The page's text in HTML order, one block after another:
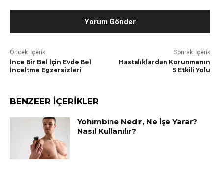
Önceki İçerik
İnce Bir Bel İçin Evde Bel
İnceltme Egzersizleri
Sonraki İçerik
Hastalıklardan Korunmanın
5 Etkili Yolu
BENZEER İÇERİKLER
Yohimbine Nedir, Ne İşe Yarar?
Nasıl Kullanılır?